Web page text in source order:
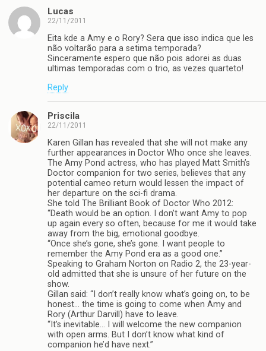
Lucas
22/11/2011
Eita kde a Amy e o Rory? Sera que isso indica que les
não voltarão para a setima temporada?
Sinceramente espero que não pois adorei as duas
ultimas temporadas com o trio, as vezes quarteto!
Reply
Priscila
22/11/2011
Karen Gillan has revealed that she will not make any
further appearances in Doctor Who once she leaves.
The Amy Pond actress, who has played Matt Smith’s
Doctor companion for two series, believes that any
potential cameo return would lessen the impact of
her departure on the sci-fi drama.
She told The Brilliant Book of Doctor Who 2012:
“Death would be an option. I don’t want Amy to pop
up again every so often, because for me it would take
away from the big, emotional goodbye.
“Once she’s gone, she’s gone. I want people to
remember the Amy Pond era as a good one.”
Speaking to Graham Norton on Radio 2, the 23-year-
old admitted that she is unsure of her future on the
show.
Gillan said: “I don’t really know what’s going on, to be
honest… the time is going to come when Amy and
Rory (Arthur Darvill) have to leave.
“It’s inevitable… I will welcome the new companion
with open arms. But I don’t know what kind of
companion he’d have next.”